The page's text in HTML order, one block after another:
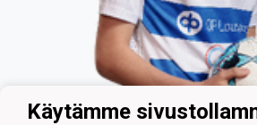
Käytämme